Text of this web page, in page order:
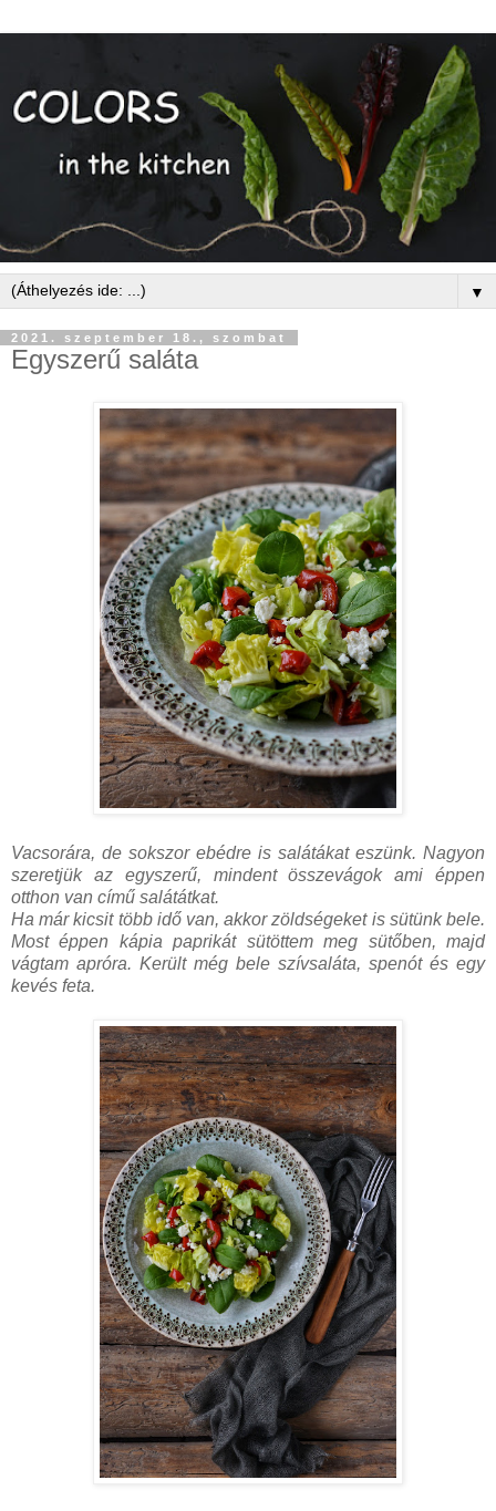
▼
2021. szeptember 18., szombat
Egyszerű saláta
Vacsorára, de sokszor ebédre is salátákat eszünk. Nagyon
szeretjük az egyszerű, mindent összevágok ami éppen
otthon van című salátátkat.
Ha már kicsit több idő van, akkor zöldségeket is sütünk bele.
Most éppen kápia paprikát sütöttem meg sütőben, majd
vágtam apróra. Került még bele szívsaláta, spenót és egy
kevés feta.